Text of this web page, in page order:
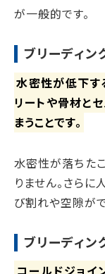
が一般的です。
ブリーディ
水密性が低下す
リートや骨材と
まうことです。
水密性が落ちた
りません。さら
び割れや空隙が
ブリーディン